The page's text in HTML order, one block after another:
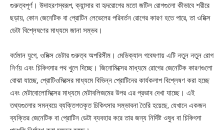
গুরুত্বপূর্ণ। উদাহরণস্বরূপ, ক্যান্সার বা হৃদরোগের মতো জটিল রোগগুলো কীভাবে শরীরে
ছড়ায়, কোন জেনেটিক বা প্রোটিন লেভেলের পরিবর্তন রোগের কারণ হতে পারে, তা ওমিক্স
ডেটা বিশ্লেষণের মাধ্যমে জানা সম্ভব।
বর্তমান যুগে, ওমিক্স ডেটার গুরুত্ব অপরিসীম। মেডিক্যাল গবেষণায় এটি নতুন নতুন রোগ
নির্ণয় এবং চিকিৎসার পথ খুলে দিচ্ছে। জিনোমিক্সের মাধ্যমে রোগের জেনেটিক কারণগুলো
বোঝা যাচ্ছে, প্রোটিওমিক্সের মাধ্যমে বিভিন্ন প্রোটিনের কার্যকলাপ বিশ্লেষণ করা হচ্ছে
এবং মেটাবোলোমিক্সের মাধ্যমে মেটাবলিজমের উপর এর প্রভাব দেখা যাচ্ছে। এই
তথ্যগুলোর সমন্বয়ে ব্যক্তিগতকৃত চিকিৎসার সম্ভাবনা তৈরি হয়েছে, যেখানে একজন
ব্যক্তির জেনেটিক বা প্রোটিন ডেটা ব্যবহার করে তার জন্য নির্দিষ্ট ওষুধ বা চিকিৎসা